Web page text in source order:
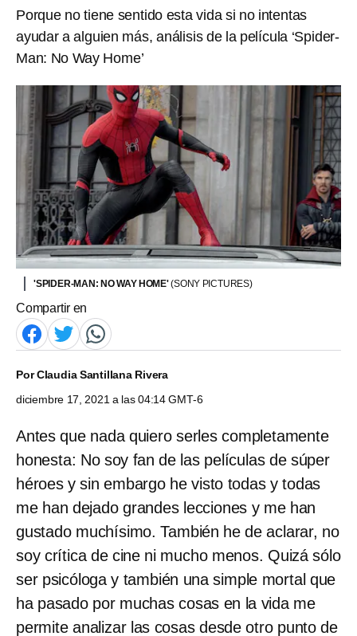
Porque no tiene sentido esta vida si no intentas
ayudar a alguien más, análisis de la película ‘Spider-
Man: No Way Home’
'SPIDER-MAN: NO WAY HOME'(SONY PICTURES)
Compartir en
PorClaudia Santillana Rivera
diciembre 17, 2021 a las 04:14 GMT-6
Antes que nada quiero serles completamente
honesta: No soy fan de las películas de súper
héroes y sin embargo he visto todas y todas
me han dejado grandes lecciones y me han
gustado muchísimo. También he de aclarar, no
soy crítica de cine ni mucho menos. Quizá sólo
ser psicóloga y también una simple mortal que
ha pasado por muchas cosas en la vida me
permite analizar las cosas desde otro punto de